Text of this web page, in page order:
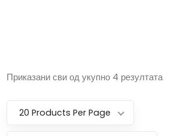
Приказани сви од укупно 4 резултата
20 Products Per Page